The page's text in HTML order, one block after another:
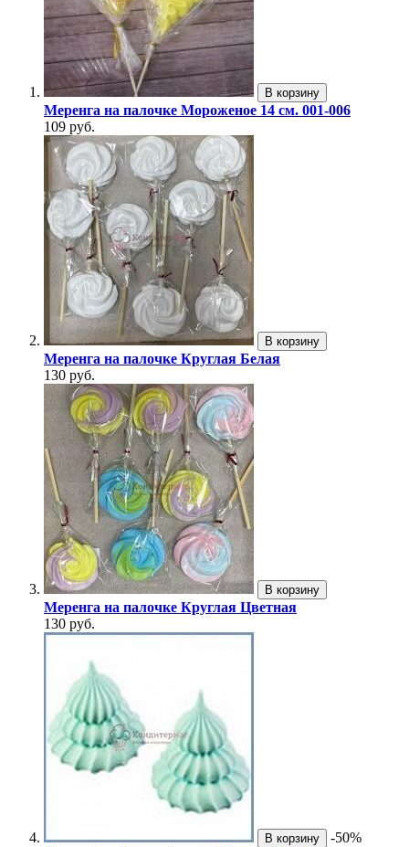
В корзину
Меренга на палочке Мороженое 14 см. 001-006
109 руб.
В корзину
Меренга на палочке Круглая Белая
130 руб.
В корзину
Меренга на палочке Круглая Цветная
130 руб.
В корзину
-50%